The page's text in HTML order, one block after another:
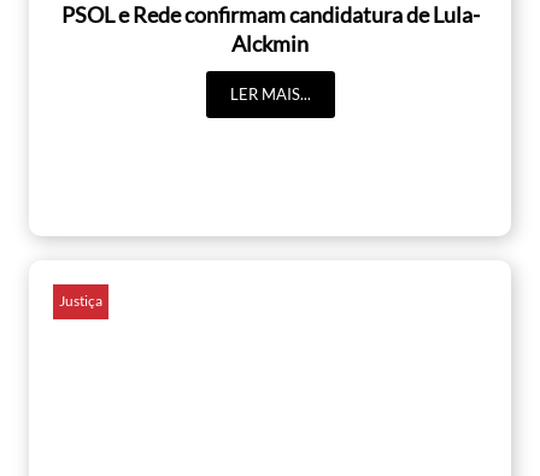
PSOL e Rede confirmam candidatura de Lula-
Alckmin
LER MAIS...
Justiça